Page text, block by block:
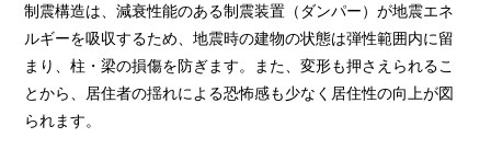
制震構造は、減衰性能のある制震装置（ダンパー）が地震エネ
ルギーを吸収するため、地震時の建物の状態は弾性範囲内に留
まり、柱・梁の損傷を防ぎます。また、変形も押さえられるこ
とから、居住者の揺れによる恐怖感も少なく居住性の向上が図
られます。